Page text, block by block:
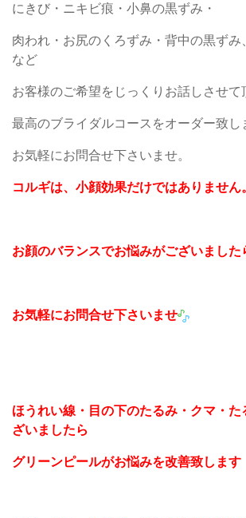
にきび・ニキビ痕・小鼻の黒ずみ・
肉われ・お尻のくろずみ・背中の黒ず
など
お客様のご希望をじっくりお話しさせて
最高のブライダルコースをオーダー致し
お気軽にお問合せ下さいませ。
コルギは、小顔効果だけではありません
お顔のバランスでお悩みがございました
お気軽にお問合せ下さいませ
ほうれい線・目の下のたるみ・クマ・た
ざいましたら
グリーンピールがお悩みを改善致します